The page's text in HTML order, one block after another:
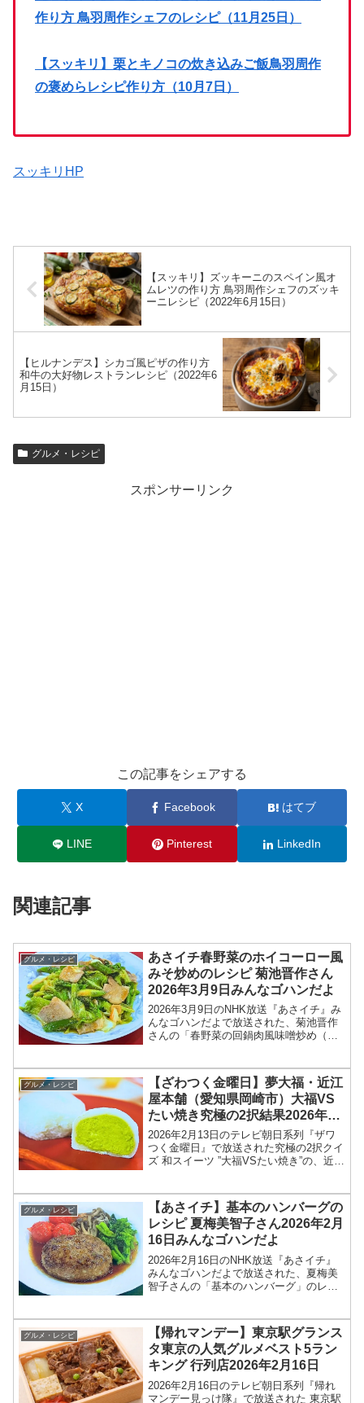
作り方 鳥羽周作シェフのレシピ（11月25日）
【スッキリ】栗とキノコの炊き込みご飯鳥羽周作
の褒めらレシピ作り方（10月7日）
スッキリHP
【スッキリ】ズッキーニのスペイン風オ
ムレツの作り方 鳥羽周作シェフのズッキ
ーニレシピ（2022年6月15日）
【ヒルナンデス】シカゴ風ピザの作り方
和牛の大好物レストランレシピ（2022年6
月15日）
グルメ・レシピ
スポンサーリンク
この記事をシェアする
X Facebook はてブ
LINE Pinterest LinkedIn
関連記事
グルメ・レシピ
あさイチ春野菜のホイコーロー風
みそ炒めのレシピ 菊池晋作さん
2026年3月9日みんなゴハンだよ
2026年3月9日のNHK放送『あさイチ』み
んなゴハンだよで放送された、菊池晋作
さんの「春野菜の回鍋肉風味噌炒め（春
なゴハンだよは、料理研究家の菊池晋作
さんが登場！豆...
グルメ・レシピ
【ざわつく金曜日】夢大福・近江
屋本舗（愛知県岡崎市）大福VS
たい焼き究極の2択結果2026年2
月13日
2026年2月13日のテレビ朝日系列『ザワ
つく金曜日』で放送された究極の2択クイ
ズ 和スイーツ ”大福VSたい焼き”の、近江
金曜日では、和スイーツの定番、大福と
たい焼き...
グルメ・レシピ
【あさイチ】基本のハンバーグの
レシピ 夏梅美智子さん2026年2月
16日みんなゴハンだよ
2026年2月16日のNHK放送『あさイチ』
みんなゴハンだよで放送された、夏梅美
智子さんの「基本のハンバーグ」のレシ
さんが登場！菜の花や、ミニトマトなど
春の野菜ととも...
グルメ・レシピ
【帰れマンデー】東京駅グランス
タ東京の人気グルメベスト5ラン
キング 行列店2026年2月16日
2026年2月16日のテレビ朝日系列『帰れ
マンデー見っけ隊』で放送された 東京駅